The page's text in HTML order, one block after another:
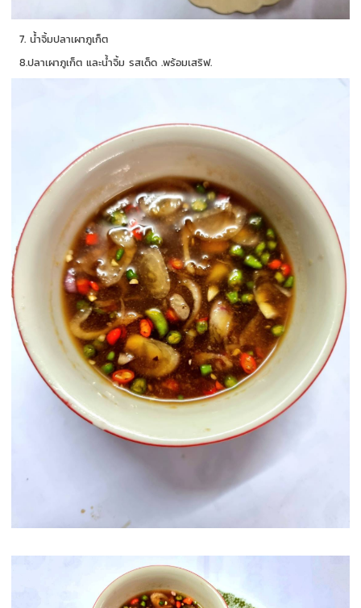
7. น้ำจิ้มปลาเผาภูเก็ต
8.ปลาเผาภูเก็ต และน้ำจิ้ม รสเด็ด .พร้อมเสริฟ.